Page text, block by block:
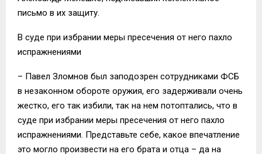
письмо в их защиту.
В суде при избрании меры пресечения от него пахло
испражнениями
– Павел Зломнов был заподозрен сотрудниками ФСБ
в незаконном обороте оружия, его задерживали очень
жестко, его так избили, так на нем потоптались, что в
суде при избрании меры пресечения от него пахло
испражнениями. Представьте себе, какое впечатление
это могло произвести на его брата и отца – да на